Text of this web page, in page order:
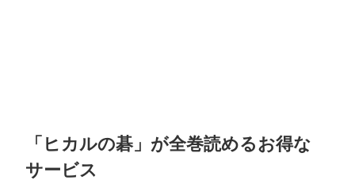
「ヒカルの碁」が全巻読めるお得な
サービス